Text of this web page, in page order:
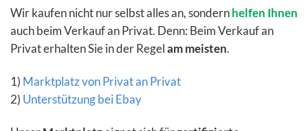
Wir kaufen nicht nur selbst alles an, sondernhelfen Ihnen
auch beim Verkauf an Privat. Denn: Beim Verkauf an
Privat erhalten Sie in der Regelam meisten.
1) Marktplatz von Privat an Privat
2) Unterstützung bei Ebay